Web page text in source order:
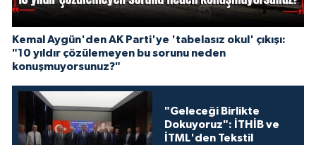
Kemal Aygün'den AK Parti'ye 'tabelasız okul' çıkışı:
"10 yıldır çözülemeyen bu sorunu neden
konuşmuyorsunuz?"
"Geleceği Birlikte
Dokuyoruz": İTHİB ve
İTML'den Tekstil